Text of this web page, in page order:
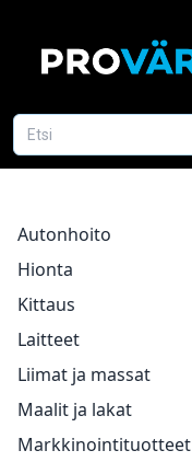
Autonhoito
Hionta
Kittaus
Laitteet
Liimat ja massat
Maalit ja lakat
Markkinointituotteet